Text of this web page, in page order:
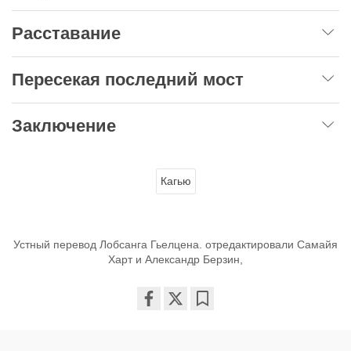
Расставание
Пересекая последний мост
Заключение
Кагью
Устный перевод Лобсанга Гьелцена. отредактировали Самайя
Харт и Александр Берзин,